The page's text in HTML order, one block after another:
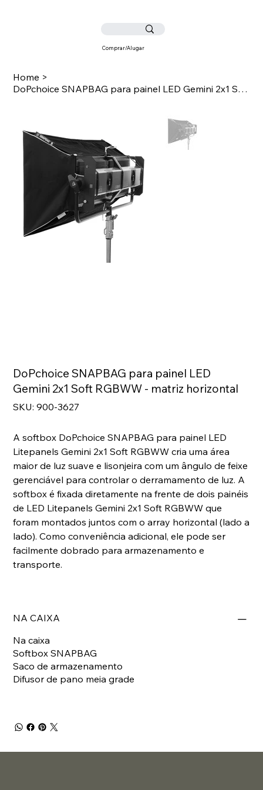
Comprar/Alugar
Home >
DoPchoice SNAPBAG para painel LED Gemini 2x1 Soft RGBWW - matriz horizontal
DoPchoice SNAPBAG para painel LED
Gemini 2x1 Soft RGBWW - matriz horizontal
SKU: SKU
900-
900-3627
A softbox DoPchoice SNAPBAG para painel LED
Litepanels Gemini 2x1 Soft RGBWW cria uma área
maior de luz suave e lisonjeira com um ângulo de feixe
gerenciável para controlar o derramamento de luz. A
softbox é fixada diretamente na frente de dois painéis
de LED Litepanels Gemini 2x1 Soft RGBWW que
foram montados juntos com o array horizontal (lado a
lado). Como conveniência adicional, ele pode ser
facilmente dobrado para armazenamento e
transporte.
NA CAIXA
Na caixa
Softbox SNAPBAG
Saco de armazenamento
Difusor de pano meia grade